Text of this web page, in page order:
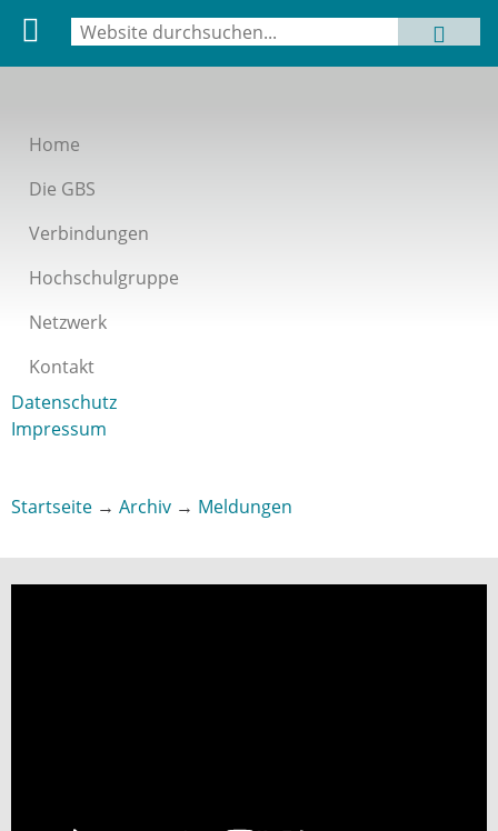
MENU
Home
Die GBS
Verbindungen
Hochschulgruppe
Netzwerk
Kontakt
Datenschutz
Impressum
Startseite → Archiv → Meldungen
Suchformular
Suche